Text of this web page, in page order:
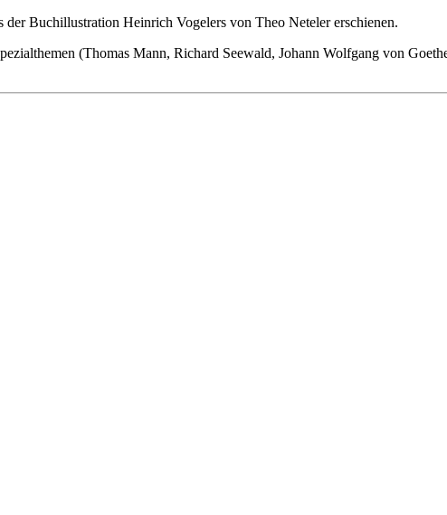
Buchillustration Heinrich Vogelers von Theo Neteler erschienen.
(Thomas Mann, Richard Seewald, Johann Wolfgang von